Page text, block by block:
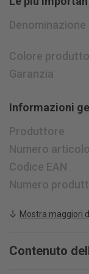
Denominazione
Colore
Garanzia
Informazioni
Produttore
Numero articolo
Codice EAN
Numero
Mostra maggiori
Contenuto